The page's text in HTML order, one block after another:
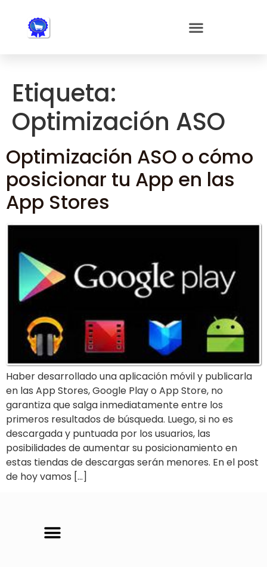
sistema
accesibilidad.
Etiqueta:
Optimización ASO
Optimización ASO o cómo
posicionar tu App en las
App Stores
Haber desarrollado una aplicación móvil y publicarla
en las App Stores, Google Play o App Store, no
garantiza que salga inmediatamente entre los
primeros resultados de búsqueda. Luego, si no es
descargada y puntuada por los usuarios, las
posibilidades de aumentar su posicionamiento en
estas tiendas de descargas serán menores. En el post
de hoy vamos […]